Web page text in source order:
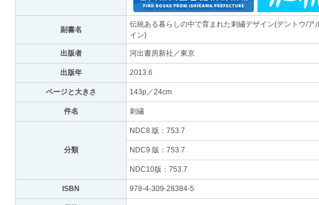
副書名
伝統ある暮らしの中で育まれた刺繡デザイン(デントウ/
イン)
出版者 河出書房新社／東京
出版年 2013.6
ページと大きさ 143p／24cm
件名 刺繡
分類
NDC8 版：753.7
NDC9 版：753.7
NDC10版：753.7
ISBN 978-4-309-28384-5